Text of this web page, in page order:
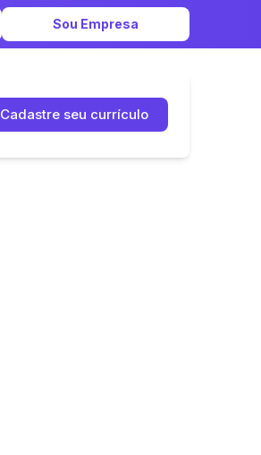
Sou Empresa
Cadastre seu currículo